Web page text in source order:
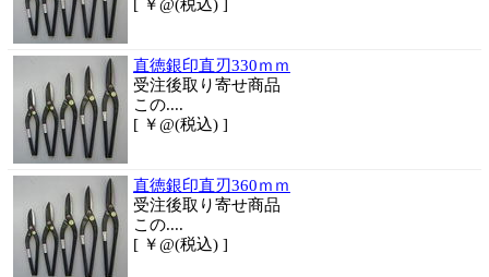
[ ￥@(税込) ]
直徳銀印直刃330ｍｍ
受注後取り寄せ商品
この....
[ ￥@(税込) ]
直徳銀印直刃360ｍｍ
受注後取り寄せ商品
この....
[ ￥@(税込) ]